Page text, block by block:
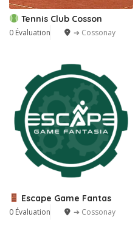
Tennis Club Cosson
0 Évaluation ➔ Cossonay
Escape Game Fantas
0 Évaluation ➔ Cossonay